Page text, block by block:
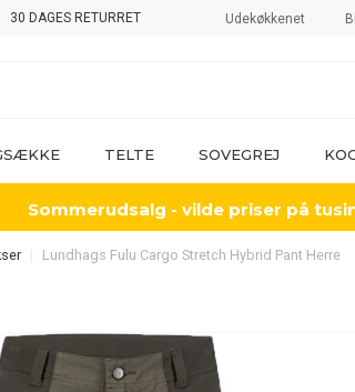
30 DAGES RETURRET Udekøkkenet
TELTE SOVEGREJ
Sommerudsalg - vilde priser på
Lundhags Fulu Cargo Stretch Hybrid Pant Herre